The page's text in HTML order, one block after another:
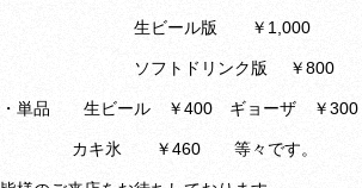
生ビール版 ￥1,000
ソフトドリンク版 ￥800
・単品 生ビール ￥400 ギョーザ ￥
カキ氷 ￥460 等々です。